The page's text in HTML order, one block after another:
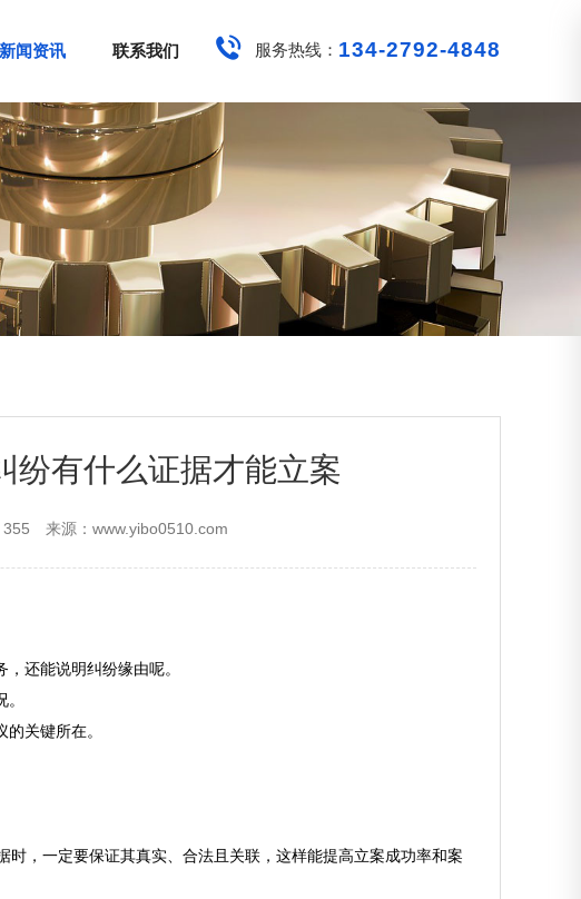
服务热线： 134-2792-4848
新闻资讯 联系我们
纷有什么证据才能立案
来源：www.yibo0510.com
还能说明纠纷缘由呢。
关键所在。
，一定要保证其真实、合法且关联，这样能提高立案成功率和案